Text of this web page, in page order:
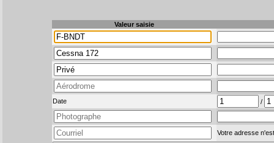
Valeur saisie
Date /
Votre adresse